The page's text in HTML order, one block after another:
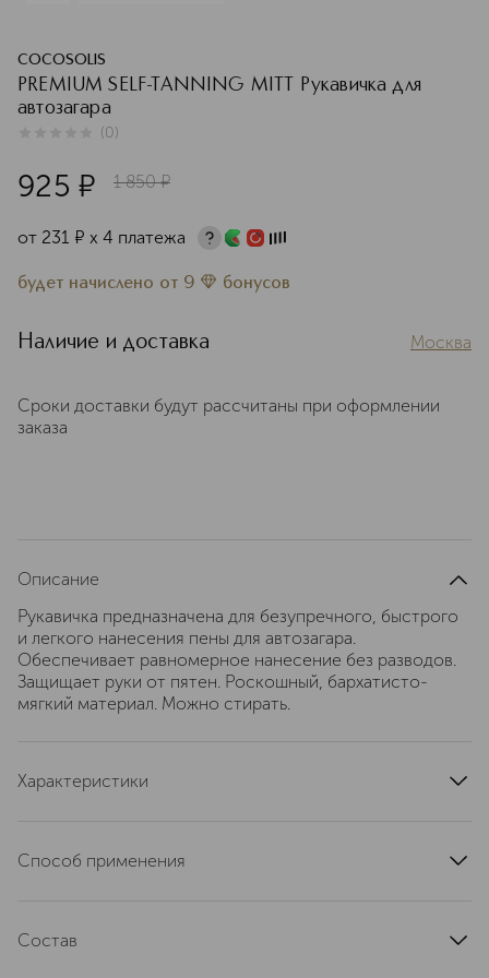
COCOSOLIS
PREMIUM SELF-TANNING MITT Рукавичка для
автозагара
(0)
925 ¤ 1 850 ¤
от 231 ¤ х 4 платежа
будет начислено от 9 бонусов
Наличие и доставка Москва
Сроки доставки будут рассчитаны при оформлении
заказа
Описание
Рукавичка предназначена для безупречного, быстрого
и легкого нанесения пены для автозагара.
Обеспечивает равномерное нанесение без разводов.
Защищает руки от пятен. Роскошный, бархатисто-
мягкий материал. Можно стирать.
Характеристики
Способ применения
равномерно распределите пену по чистой,
Состав